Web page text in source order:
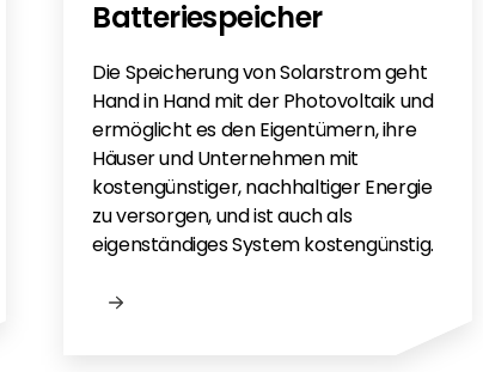
Batteriespeicher
Die Speicherung von Solarstrom geht
Hand in Hand mit der Photovoltaik und
ermöglicht es den Eigentümern, ihre
Häuser und Unternehmen mit
kostengünstiger, nachhaltiger Energie
zu versorgen, und ist auch als
eigenständiges System kostengünstig.